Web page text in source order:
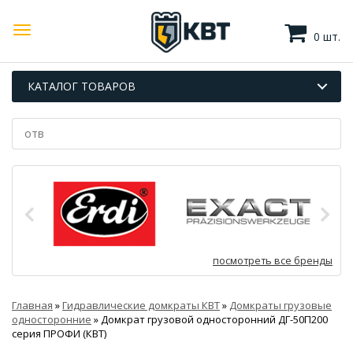
0 шт.
КАТАЛОГ ТОВАРОВ
посмотреть все бренды
Главная »Гидравлические домкраты КВТ» Домкраты грузовые
односторонние » Домкрат грузовой односторонний ДГ-50П200
серия ПРОФИ (КВТ)